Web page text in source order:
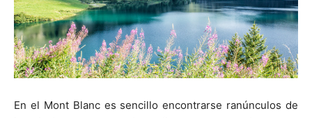
En el Mont Blanc es sencillo encontrarse ranúnculos de